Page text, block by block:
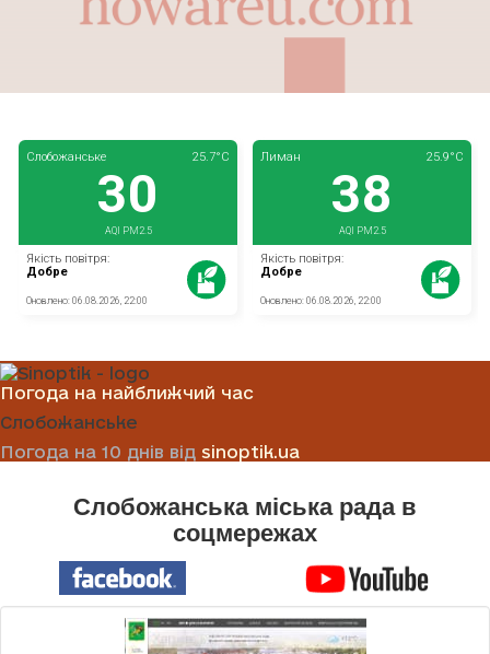
Погода на найближчий час
Слобожанське
Погода на 10 днів від sinoptik.ua
Слобожанська міська рада в
соцмережах